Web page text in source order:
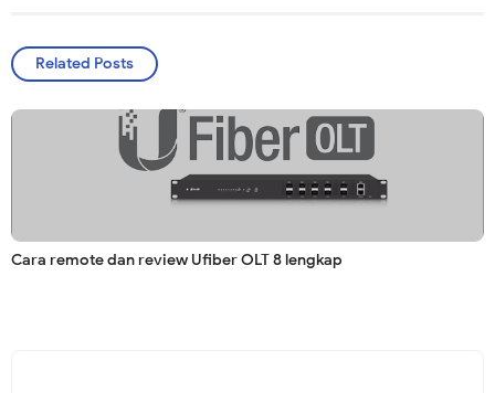
Related Posts
Cara remote dan review Ufiber OLT 8 lengkap